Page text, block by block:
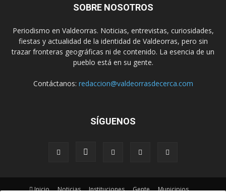
SOBRE NOSOTROS
Periodismo en Valdeorras. Noticias, entrevistas, curiosidades,
fiestas y actualidad de la identidad de Valdeorras, pero sin
trazar fronteras geográficas ni de contenido. La esencia de un
pueblo está en su gente.
Contáctanos: redaccion@valdeorrasdecerca.com
SÍGUENOS
Inicio Noticias Instituciones Gente Municipios